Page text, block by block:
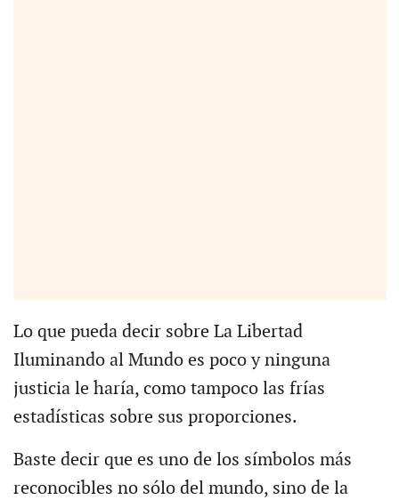
Lo que pueda decir sobre La Libertad
Iluminando al Mundo es poco y ninguna
justicia le haría, como tampoco las frías
estadísticas sobre sus proporciones.
Baste decir que es uno de los símbolos más
reconocibles no sólo del mundo, sino de la